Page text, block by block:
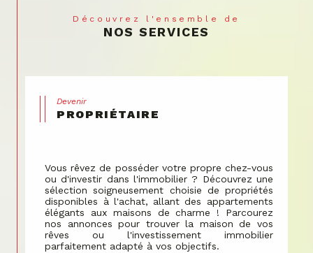
communication efficace et un engagement
envers le bien-être communautaire.
valorisation de votre propriété.
Découvrez l'ensemble de
NOS SERVICES
Devenir
PROPRIÉTAIRE
Vous rêvez de posséder votre propre chez-vous
ou d'investir dans l'immobilier ? Découvrez une
sélection soigneusement choisie de propriétés
disponibles à l'achat, allant des appartements
élégants aux maisons de charme ! Parcourez
nos annonces pour trouver la maison de vos
rêves ou l'investissement immobilier
parfaitement adapté à vos objectifs.